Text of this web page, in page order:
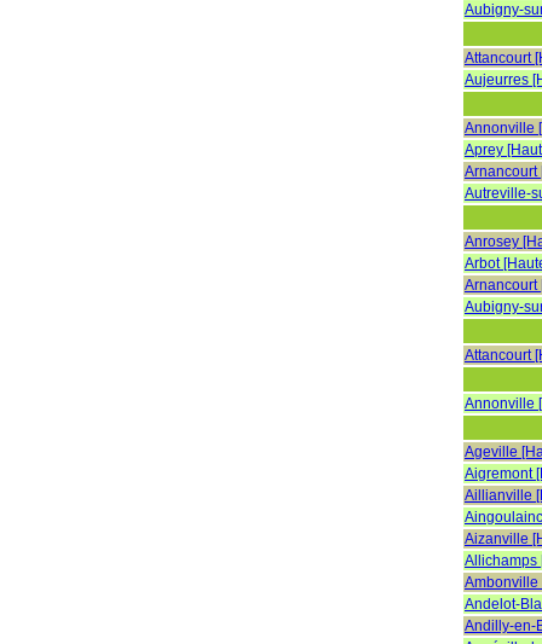
Aubigny-
Attancourt
Aujeurres
Annonville
Aprey
Arnancourt
Autreville-
Anrosey
Arbot
Arnancourt
Aubigny-
Attancourt
Annonville
Ageville
Aigremont
Aillianville
Aizanville
Allichamps
Ambonville
Andelot-
Andilly-en-